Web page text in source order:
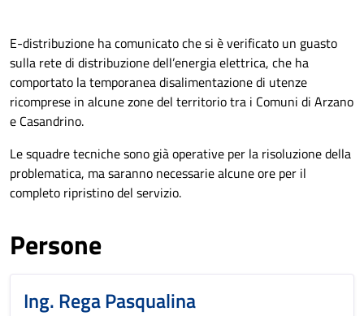
E-distribuzione ha comunicato che si è verificato un guasto
sulla rete di distribuzione dell’energia elettrica, che ha
comportato la temporanea disalimentazione di utenze
ricomprese in alcune zone del territorio tra i Comuni di Arzano
e Casandrino.
Le squadre tecniche sono già operative per la risoluzione della
problematica, ma saranno necessarie alcune ore per il
completo ripristino del servizio.
Persone
Ing. Rega Pasqualina